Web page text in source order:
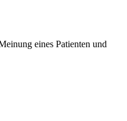
eines Patienten und